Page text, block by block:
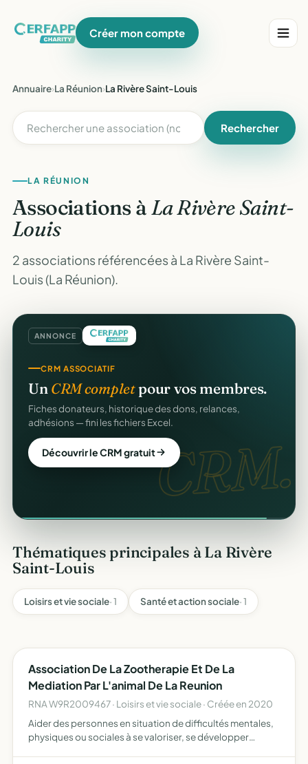
Créer mon compte
Annuaire›La Réunion›La Rivère Saint-Louis
Rechercher
LA RÉUNION
Associations àLa Rivère Saint-
Louis
2 associations référencées à La Rivère Saint-
Louis (La Réunion).
ANNONCE
CRM.
CRM ASSOCIATIF
Un CRM completpour vos membres.
Fiches donateurs, historique des dons, relances,
adhésions — fini les fichiers Excel.
Découvrir le CRM gratuit
Thématiques principales à La Rivère
Saint-Louis
Loisirs et vie sociale· 1 Santé et action sociale· 1
Association De La Zootherapie Et De La
Mediation Par L'animal De La Reunion
RNA W9R2009467 · Loisirs et vie sociale · Créée en 2020
Aider des personnes en situation de difficultés mentales,
physiques ou sociales à se valoriser, se développer